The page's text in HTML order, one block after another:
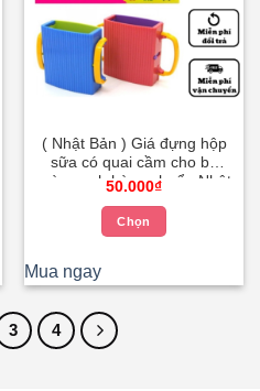
( Nhật Bản ) Giá đựng hộp
sữa có quai cầm cho bé
màu xanh hàng chuẩn Nhật
50.000₫
Chọn
này
Mua ngay
3 4